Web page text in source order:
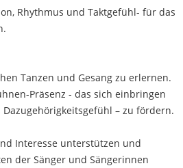
Rhythmus und Taktgefühl- für das
Tanzen und Gesang zu erlernen.
Präsenz - das sich einbringen
– zu fördern.
Interesse unterstützen und
der Sänger und Sängerinnen